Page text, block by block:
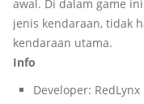
awal. Di dalam game
jenis kendaraan, tidak
kendaraan utama.
Info
Developer: RedLynx